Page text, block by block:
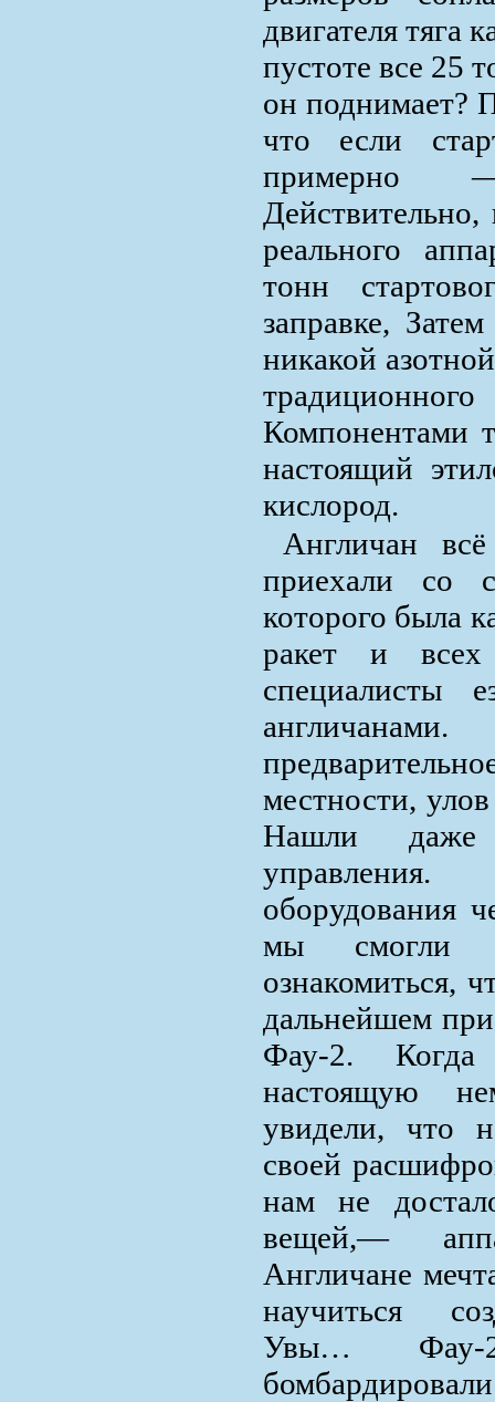
двигателя тяга
пустоте все 25
он поднимает?
что если
реального
тонн
заправке,
никакой
Компонентами
настоящий
кислород.
Англичан
приехали со
которого была
ракет и
специалисты
местности,
Нашли даже
оборудования
мы смогли
ознакомиться,
дальнейшем
Фау-2.
настоящую
увидели, что
своей
нам не
вещей,—
Англичане
научиться
Увы… Фау-2